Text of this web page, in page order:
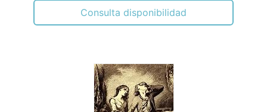
Consulta disponibilidad